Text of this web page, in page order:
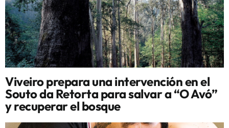
Viveiro prepara una intervención en el
Souto da Retorta para salvar a “O Avó”
y recuperar el bosque